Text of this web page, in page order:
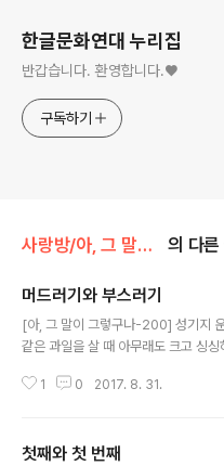
한글문화연대 누리집
반갑습니다. 환영합니다.♥
구독하기
사랑방/아, 그 말이 그렇구나(성기지) 의 다른
머드러기와 부스러기
[아, 그 말이 그렇구나-200] 성기지
같은 과일을 살 때 아무래도 크고 싱싱
은 것을 순 우리말로 ‘머드러기’라고
을 역시 ‘머드러기’라고 할 수 있다. 새
1 0 2017. 8. 31.
첫째와 첫 번째